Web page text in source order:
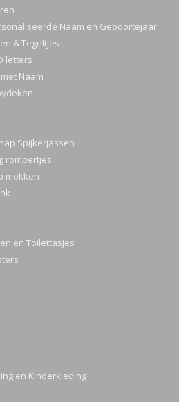
Naam en Geboortejaar
& Tegeltjes
letters
Naam
Spijkerjassen
rompertjes
mokken
en Toilettasjes
en Kinderkleding